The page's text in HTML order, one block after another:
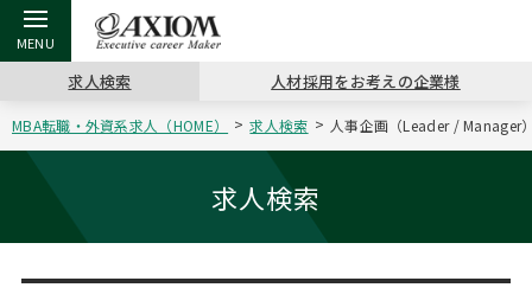
戻る
アクシアムの特長
戻る
コンサ
サービス案内
戻る
キャリ
戻る
キャリア支援 TOP
キャリアデザイン講座
（最新求人市場動向）
戻る
MBAの
戻る
日本か
戻る
転職ツール TOP
英文レジュメの書き方
戻る
パワー
戻る
転職コラム TOP
“展”職相談室
戻る
イベント・セミナー TOP
ジョブフェア
戻る
会社概要 TOP
沿革
求人検索 人材採用をお考えの企業様
MBA転職・外資系求人（HOME） 求人検索 人事企画（Leader /
求人検索